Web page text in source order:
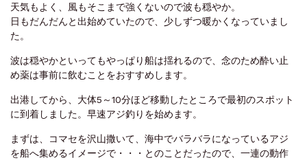
天気もよく、風もそこまで強くないので波も穏やか。
日もだんだんと出始めていたので、少しずつ暖かくなっていまし
た。
波は穏やかといってもやっぱり船は揺れるので、念のため酔い止
め薬は事前に飲むことをおすすめします。
出港してから、大体5～10分ほど移動したところで最初のスポット
に到着しました。早速アジ釣りを始めます。
まずは、コマセを沢山撒いて、海中でバラバラになっているアジ
を船へ集めるイメージで・・・とのことだったので、一連の動作